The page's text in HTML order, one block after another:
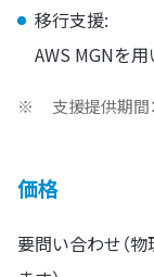
移行支援:
AWS MGNを
※ 支援提供期間
価格
要問い合わせ（